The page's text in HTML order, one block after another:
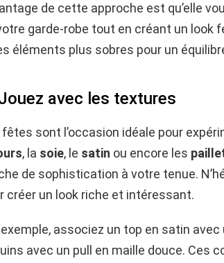
de cette approche est qu’elle
garde-robe tout en créant un
éléments plus sobres pour un
avec les textures
fêtes sont l’occasion idéale pour
, la soie, le satin ou encore les
de sophistication à votre tenue.
créer un look riche et intéressant.
associez un top en satin
avec un pull en maille douce. Ces